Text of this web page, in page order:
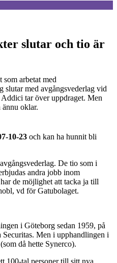
slutar och tio är
som arbetat med
slutar med avgångsvederlag vid
tar över uppdraget. Men
oklar.
10-23 och kan ha hunnit bli
De tio som i
andra jobb inom
de möjlighet att tacka ja till
vd för Gatubolaget.
i Göteborg sedan 1959, på
Securitas. Men i upphandlingen i
då hette Synerco).
100-tal personer till sitt nya